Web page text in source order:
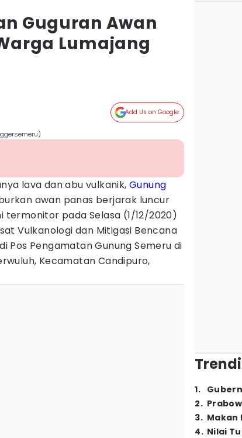
Guguran Awan
Lumajang
Add Us on Google
lava dan abu vulkanik,Gunung
awan panas berjarak luncur
termonitor pada Selasa (1/12/2020)
Vulkanologi dan Mitigasi Bencana
Pos Pengamatan Gunung Semeru di
Kecamatan Candipuro,
1.
2.
3. Makan
4. Nilai